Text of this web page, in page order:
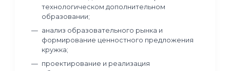
принципы их работы;
учебное оборудование и наборы для
реализации программ по БПЛА;
использование симуляторов и
платформ для обучения управлению и